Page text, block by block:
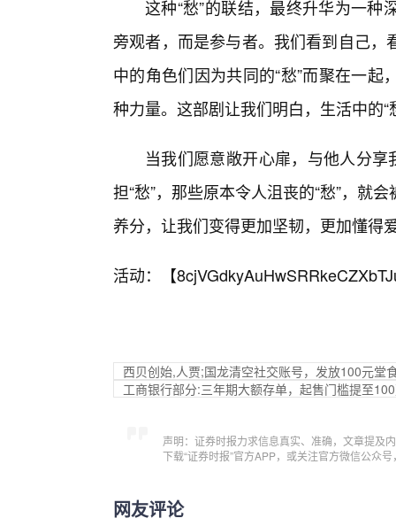
这种“愁”的联结，最终升华为一
旁观者，而是参与者。我们看到自己
中的角色们因为共同的“愁”而聚在一
种力量。这部剧让我们明白，生活中的
当我们愿意敞开心扉，与他人分
担“愁”，那些原本令人沮丧的“愁”，就
养分，让我们变得更加坚韧，更加懂得
活动：【
西贝创始,人贾;国龙清空社交账号，发放100元堂
工商银行部分:三年期大额存单，起售门槛提至
声明：证券时报力求信息真实、准确，文章提及
下载“证券时报”官方APP，或关注官方微信公众
网友评论